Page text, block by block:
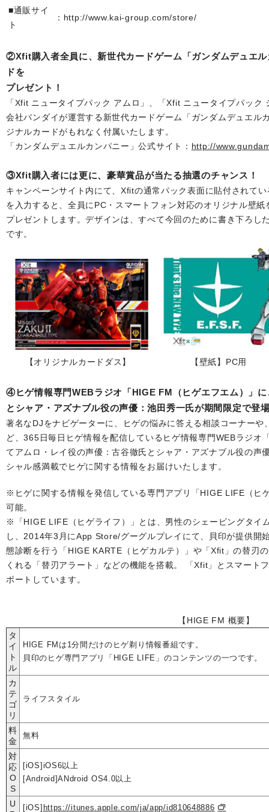
■通販サイ
ト
：http://www.kai-group.com/store/
②Xfit購入者全員に、新世代カードゲーム「ガンダムデュエ
ドを
プレゼント！
「Xfit ニュータイプパック アムロ」、「Xfit ニュータイプパック
会社バンダイが運営する新世代カードゲーム「ガンダムデュエル
ジナルカードがもれなく付属いたします。
「カンダムデュエルカンパニー」公式サイト： http://
③Xfit購入者には更に、豪華賞品が当たる抽選のチャンス！
キャンペーンサイト内にて、Xfitの通常パック表面に貼付されて
を入力すると、全員にPC・スマートフォン対応のオリジナル壁
プレゼントします。デザインは、すべて今回のために書き下ろし
です。
【オリジナルカードダス】 【壁紙】PC用
④ヒゲ情報専門WEBラジオ「HIGE FM（ヒゲエフエム）」
とシャア・アズナブル役の声優：池田秀一氏が期間限定で登
著名なDJをナビゲーターに、ヒゲの悩みに答える相談コーナー
ど、365日毎日ヒゲ情報を配信しているヒゲ情報専門WEBラジオ
てアムロ・レイ役の声優：古谷徹氏とシャア・アズナブル役の声
シャル感満載でヒゲに関する情報をお届けいたします。
※ヒゲに関する情報を発信している専門アプリ「HIGE LIFE（ヒ
可能。
※「HIGE LIFE（ヒゲライフ）」とは、男性のシェービングタイ
し、2014年3月にApp Store/グーグルプレイにて、貝印が提供開
態診断を行う「HIGE KARTE（ヒゲカルテ）」や「Xfit」の替刃
くれる「替刃アラート」などの機能を搭載。 「Xfit」とスマート
ポートしています。
【HIGE FM 概要】
タ
イ
ト
ル
HIGE FMは1分間だけのヒゲ剃り情報番組です。
貝印のヒゲ専門アプリ「HIGE LIFE」のコンテンツの一つです。
カ
テ
ゴ
リ
ライフスタイル
料
金
無料
対
応
O
S
[iOS]iOS6以上
[Android]ANdroid OS4.0以上
U
[iOS] https://itunes.apple.com/ja/app/id810648886